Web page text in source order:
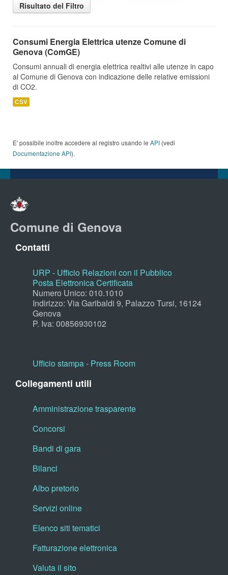
Risultato del Filtro
Consumi Energia Elettrica utenze Comune di
Genova (ComGE)
Consumi annuali di energia elettrica realtivi alle utenze in capo
al Comune di Genova con indicazione delle relative emissioni
di CO2.
CSV
E' possibile inoltre accedere al registro usando le API (vedi
Documentazione API).
Comune di Genova
Contatti
URP - Ufficio Relazioni con il Pubblico
Posta Elettronica Certificata
Numero Unico: 010.1010
Indirizzo: Via Garibaldi 9, Palazzo Tursi, 16124
Genova
P. Iva: 00856930102
Ufficio stampa - Press Room
Collegamenti utili
Amministrazione trasparente
Concorsi
Bandi di gara
Bilanci
Albo pretorio
Servizi online
Elenco siti tematici
Fatturazione elettronica
Valuta il sito